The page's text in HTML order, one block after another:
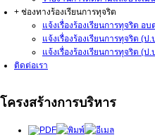
+ ช่องทางร้องเรียนการทุจริต
แจ้งเรื่องร้องเรียนการทุจริต อบ
แจ้งเรื่องร้องเรียนการทุจริต (ป.
แจ้งเรื่องร้องเรียนการทุจริต (ป
ติดต่อเรา
โครงสร้างการบริหาร